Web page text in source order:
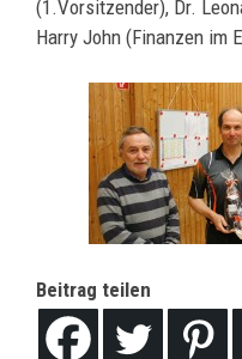
(1.Vorsitzender), Dr.
Harry John (Finanzen im
Beitrag teilen